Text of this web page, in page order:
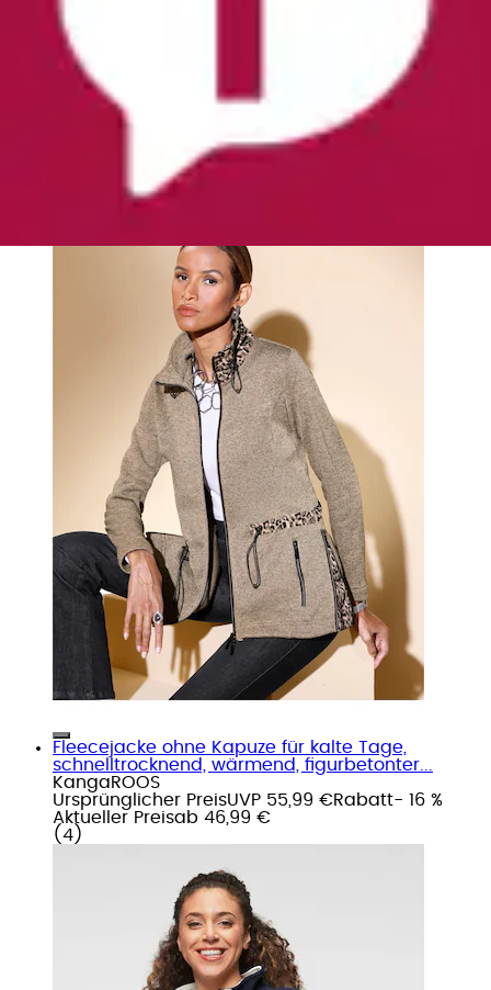
Farben
Aktueller Preis79,99 €
Fleecejacke ohne Kapuze für kalte Tage,
schnelltrocknend, wärmend, figurbetonter...
KangaROOS
Ursprünglicher PreisUVP 55,99 €Rabatt- 16 %
Aktueller Preisab 46,99 €
( 4 )